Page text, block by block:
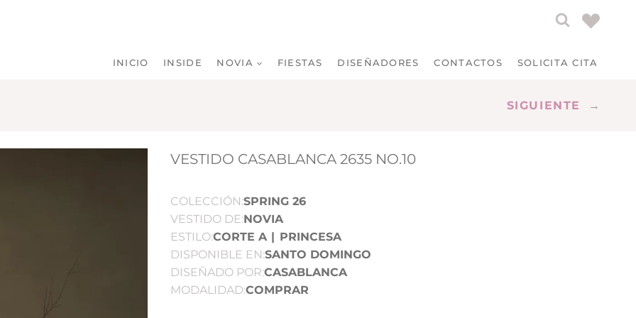
INICIO INSIDE NOVIA FIESTAS DISEÑADORES CONTACTOS SOLICITA CITA
SIGUIENTE →
VESTIDO CASABLANCA 2635 NO.10
COLECCIÓN:SPRING 26
VESTIDO DE:NOVIA
ESTILO:CORTE A
PRINCESA
DISPONIBLE EN:SANTO DOMINGO
DISEÑADO POR:CASABLANCA
MODALIDAD:COMPRAR